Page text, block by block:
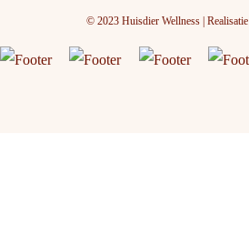
© 2023 Huisdier Wellness | Realisatie